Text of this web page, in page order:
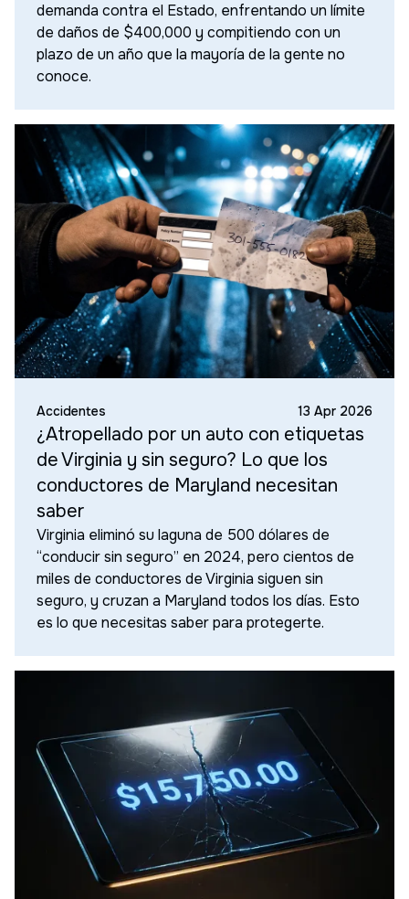
demanda contra el Estado, enfrentando un límite
de daños de $400,000 y compitiendo con un
plazo de un año que la mayoría de la gente no
conoce.
Accidentes 13 Apr 2026
¿Atropellado por un auto con etiquetas
de Virginia y sin seguro? Lo que los
conductores de Maryland necesitan
saber
Virginia eliminó su laguna de 500 dólares de
“conducir sin seguro” en 2024, pero cientos de
miles de conductores de Virginia siguen sin
seguro, y cruzan a Maryland todos los días. Esto
es lo que necesitas saber para protegerte.